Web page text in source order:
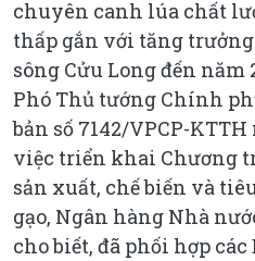
chuyên canh lúa chất
thấp gắn với tăng
sông Cửu Long đến năm
Phó Thủ tướng Chính
bản số 7142/VPCP-
việc triển khai Chương
sản xuất, chế biến và
gạo, Ngân hàng Nhà
cho biết, đã phối hợp